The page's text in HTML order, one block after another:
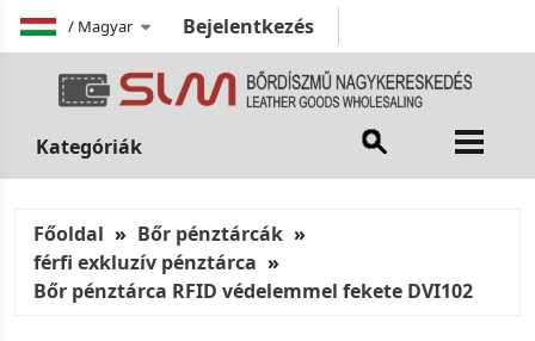
/ Magyar Bejelentkezés
Kategóriák
Főoldal
Bőr pénztárcák
férfi exkluzív pénztárca
Bőr pénztárca RFID védelemmel fekete DVI102